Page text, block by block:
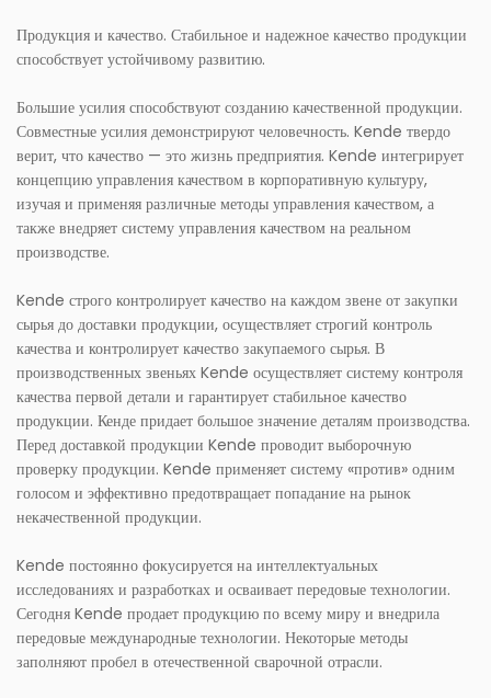
Продукция и качество. Стабильное и надежное качество продукции
способствует устойчивому развитию.
Большие усилия способствуют созданию качественной продукции.
Совместные усилия демонстрируют человечность. Kende твердо
верит, что качество — это жизнь предприятия. Kende интегрирует
концепцию управления качеством в корпоративную культуру,
изучая и применяя различные методы управления качеством, а
также внедряет систему управления качеством на реальном
производстве.
Kende строго контролирует качество на каждом звене от закупки
сырья до доставки продукции, осуществляет строгий контроль
качества и контролирует качество закупаемого сырья. В
производственных звеньях Kende осуществляет систему контроля
качества первой детали и гарантирует стабильное качество
продукции. Кенде придает большое значение деталям производства.
Перед доставкой продукции Kende проводит выборочную
проверку продукции. Kende применяет систему «против» одним
голосом и эффективно предотвращает попадание на рынок
некачественной продукции.
Kende постоянно фокусируется на интеллектуальных
исследованиях и разработках и осваивает передовые технологии.
Сегодня Kende продает продукцию по всему миру и внедрила
передовые международные технологии. Некоторые методы
заполняют пробел в отечественной сварочной отрасли.